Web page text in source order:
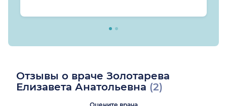
Отзывы о враче Золотарева
Елизавета Анатольевна (2)